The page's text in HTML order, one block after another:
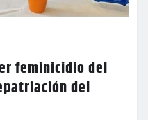
feminicidio del
del